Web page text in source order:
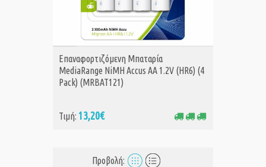
ΑΓΟΡΑ
Επαναφορτιζόμενη Μπαταρία
MediaRange NiMH Accus AA 1.2V (HR6) (4
Pack) (MRBAT121)
Τιμή: 13,20€
Προβολή: